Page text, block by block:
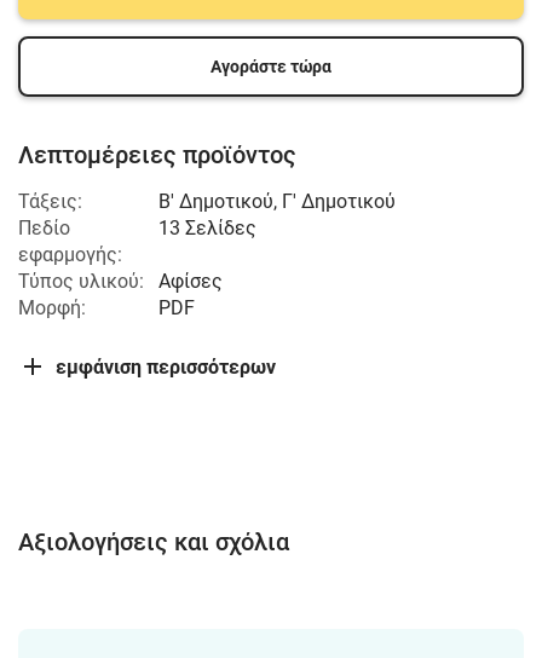
Αγοράστε τώρα
Λεπτομέρειες προϊόντος
Τάξεις: Β' Δημοτικού, Γ' Δημοτικού
Πεδίο
εφαρμογής:
13 Σελίδες
Τύπος υλικού:
Αφίσες
Μορφή:
PDF
εμφάνιση περισσότερων
Αξιολογήσεις και σχόλια